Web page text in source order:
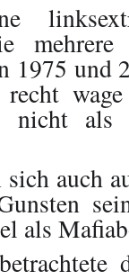
1975 und
nicht
sich auch
als